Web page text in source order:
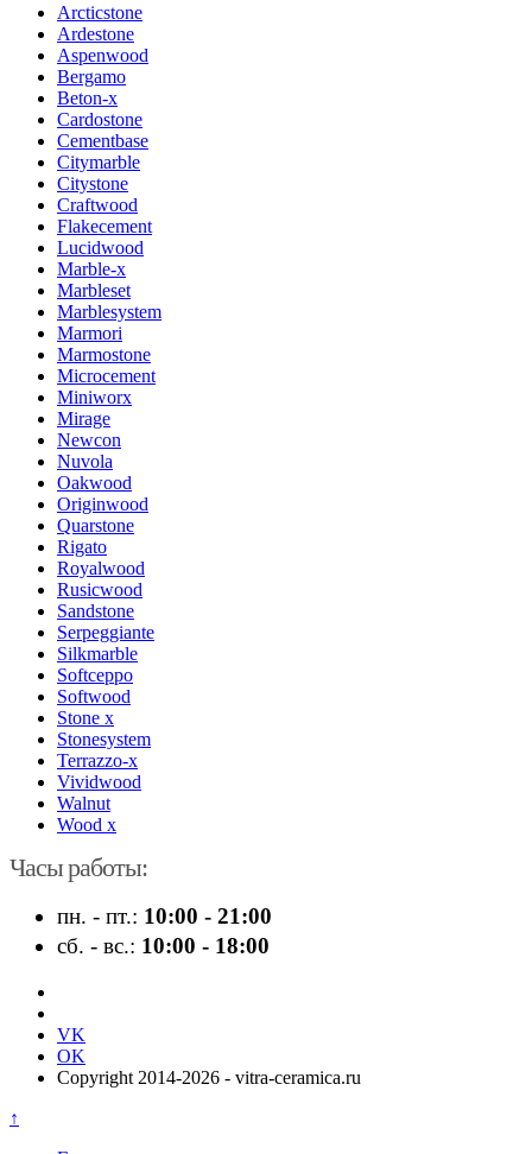
Arcticstone
Ardestone
Aspenwood
Bergamo
Beton-x
Cardostone
Cementbase
Citymarble
Citystone
Craftwood
Flakecement
Lucidwood
Marble-x
Marbleset
Marblesystem
Marmori
Marmostone
Microcement
Miniworx
Mirage
Newcon
Nuvola
Oakwood
Originwood
Quarstone
Rigato
Royalwood
Rusicwood
Sandstone
Serpeggiante
Silkmarble
Softceppo
Softwood
Stone x
Stonesystem
Terrazzo-x
Vividwood
Walnut
Wood x
Часы работы:
пн. - пт.: 10:00 - 21:00
сб. - вс.: 10:00 - 18:00
VK
OK
Copyright 2014-2026 - vitra-ceramica.ru
↑